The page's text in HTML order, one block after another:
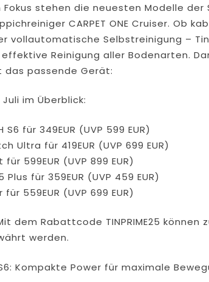
stehen die neuesten Modelle der
CARPET ONE Cruiser. Ob
vollautomatische Selbstreinigung –
Reinigung aller Bodenarten.
passende Gerät:
im Überblick:
S6 für 349EUR (UVP 599 EUR)
Ultra für 419EUR (UVP 699 EUR)
für 599EUR (UVP 899 EUR)
Plus für 359EUR (UVP 459 EUR)
für 559EUR (UVP 699 EUR)
dem Rabattcode TINPRIME25
werden.
S6: Kompakte Power für maximale